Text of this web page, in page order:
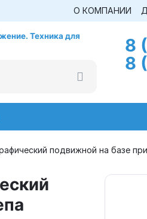
О КОМПАНИИ
Техника для
8
8
подвижной на базе